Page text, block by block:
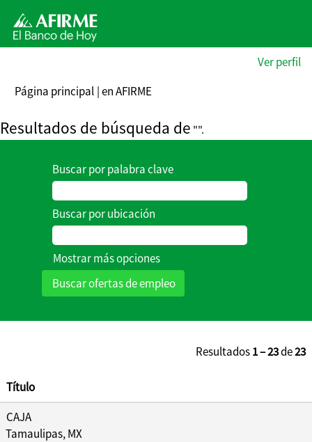
Ver perfil
Página principal |en AFIRME
Resultados de búsqueda de "".
Buscar por palabra clave
Buscar por ubicación
Mostrar más opciones
Resultados1 – 23de23
Título
CAJA
Tamaulipas, MX